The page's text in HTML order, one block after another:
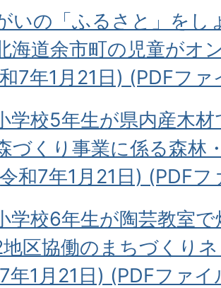
いの「ふるさと」をし
海道余市町の児童がオ
7年1月21日) (PDFフ
学校5年生が県内産木
づくり事業に係る森林
和7年1月21日) (PDF
学校6年生が陶芸教室
地区協働のまちづくり
年1月21日) (PDFファ